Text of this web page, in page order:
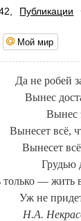
Публикации
Мой мир
Да не робей
Вынес
Вынес
Вынесет всё,
Вынесет
Грудью
— жить
Уж не
Н.А.